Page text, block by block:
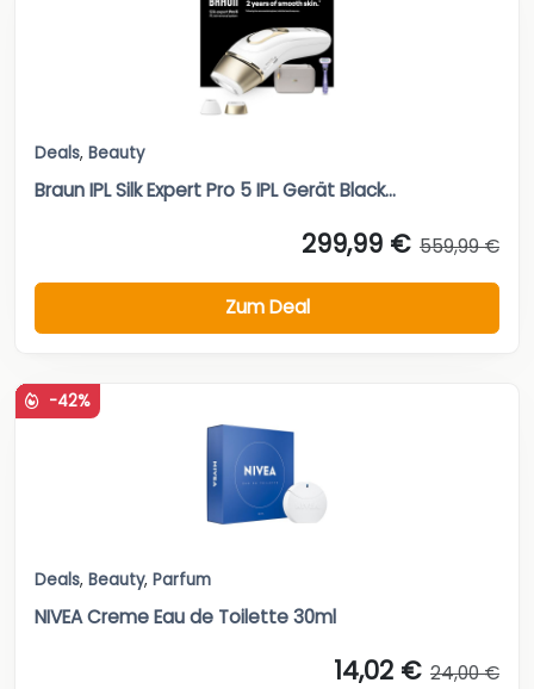
Deals, Beauty
Braun IPL Silk Expert Pro 5 IPL Gerät Black...
299,99 € 559,99 €
Zum Deal
-42%
Deals, Beauty, Parfum
NIVEA Creme Eau de Toilette 30ml
14,02 € 24,00 €